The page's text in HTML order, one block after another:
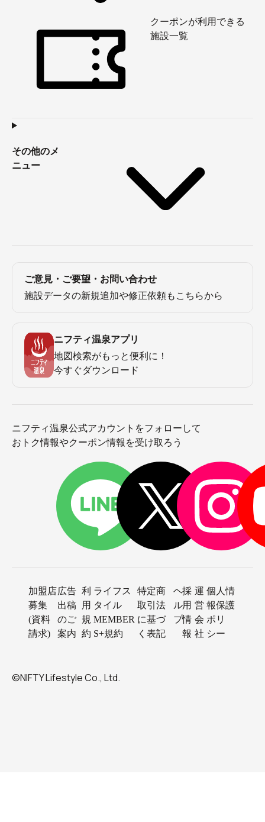
クーポンが利用できる
施設一覧
その他のメ
ニュー
ご意見・ご要望・お問い合わせ
施設データの新規追加や修正依頼もこちらから
ニフティ温泉アプリ
地図検索がもっと便利に！
今すぐダウンロード
ニフティ温泉公式アカウントをフォローして
おトク情報やクーポン情報を受け取ろう
加盟店
募集
(資料
請求)
広告
出稿
のご
案内
利
用
規
約
ライフス
タイル
MEMBER
S+規約
特定商
取引法
に基づ
く表記
ヘ
ル
プ
採
用
情
報
運
営
会
社
個人情
報保護
ポリ
シー
©NIFTY Lifestyle Co., Ltd.